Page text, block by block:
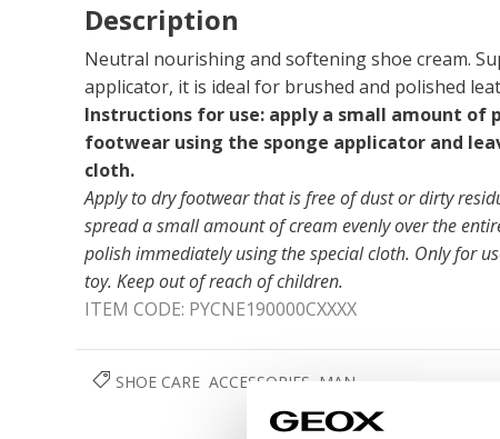
Description
Neutral nourishing and softening shoe cream.
applicator, it is ideal for brushed and polished
Instructions for use: apply a small amount of
footwear using the sponge applicator and
cloth.
Apply to dry footwear that is free of dust or dirty
spread a small amount of cream evenly over the
polish immediately using the special cloth. Only for
toy. Keep out of reach of children.
ITEM CODE: PYCNE190000CXXXX
SHOE CARE ACCESSORIES MAN